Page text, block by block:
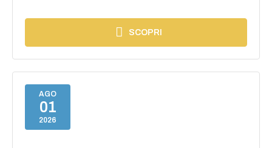
SCOPRI
AGO
01
2026